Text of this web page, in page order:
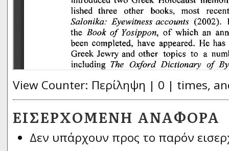
View Counter: Περίληψη | 0 | times,
ΕΙΣΕΡΧΌΜΕΝΗ ΑΝΑΦΟΡΆ
Δεν υπάρχουν προς το παρόν